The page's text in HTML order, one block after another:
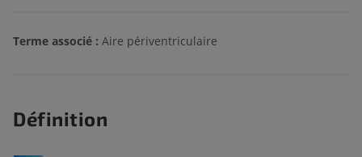
Terme associé : Aire périventriculaire
Définition